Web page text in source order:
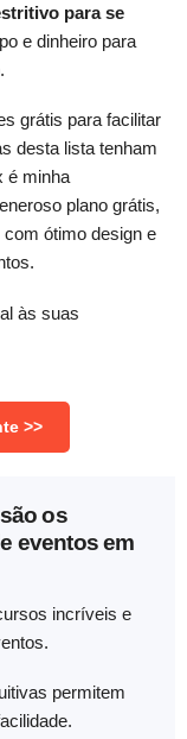
para se
e dinheiro para
grátis para facilitar
desta lista tenham
é minha
plano grátis,
ótimo design e
às suas
>>
os
eventos em
incríveis e
permitem